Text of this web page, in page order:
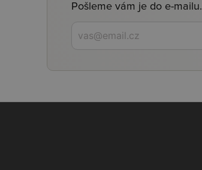
Pošleme vám je do e-mailu.